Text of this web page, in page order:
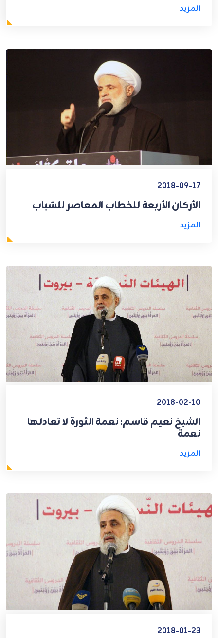
المزيد
2018-09-17
الأركان الأربعة للخطاب المعاصر للشباب
المزيد
2018-02-10
الشيخ نعيم قاسم: نعمة الثورة لا تعادلها
نعمة
المزيد
2018-01-23